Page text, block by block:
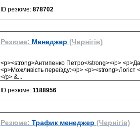
ID резюме: 878702
Резюме: Менеджер (Чернігів)
<p><strong>Антипенко Петро</strong></p>
<p>Можливість переїзду:</p>
</p> &...
ID резюме: 1188956
Резюме: Трафик менеджер (Чернігів)